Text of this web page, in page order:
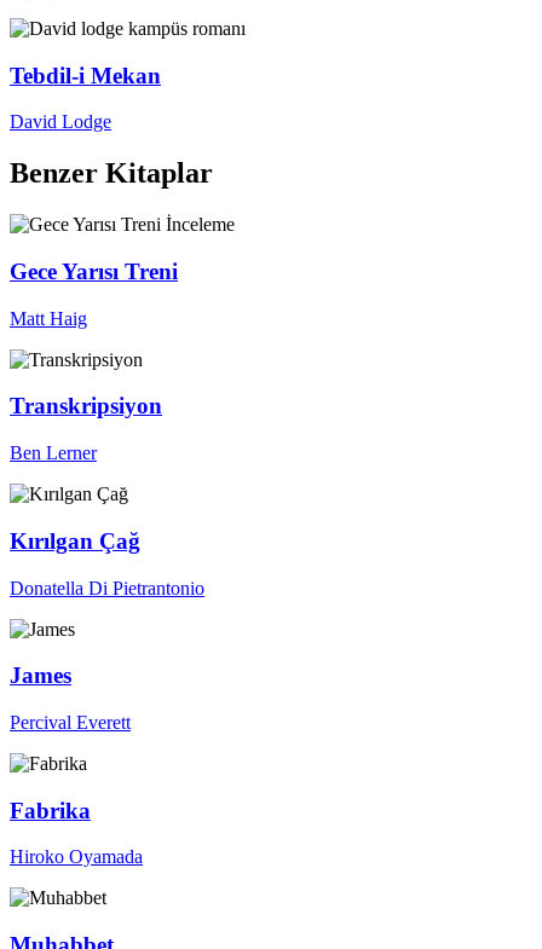
Tebdil-i Mekan
David Lodge
Benzer Kitaplar
İnceleme
Gece Yarısı Treni
Matt Haig
Transkripsiyon
Ben Lerner
Kırılgan Çağ
Donatella Di Pietrantonio
James
Percival Everett
Fabrika
Hiroko Oyamada